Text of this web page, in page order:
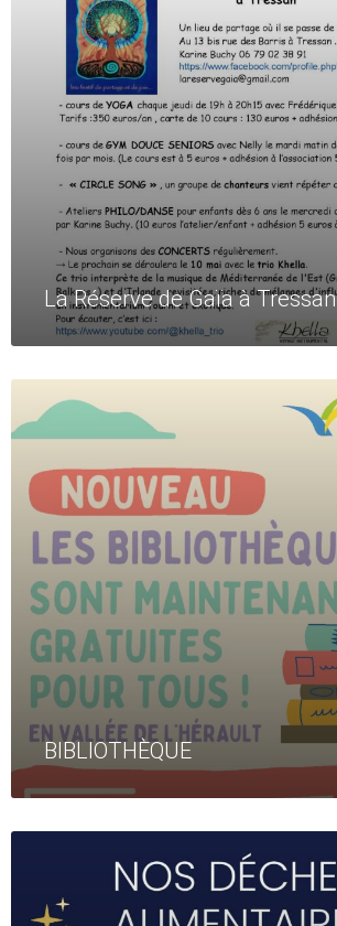
La Réserve de Gaïa à Tressan
BIBLIOTHÈQUE
Read
More
Read